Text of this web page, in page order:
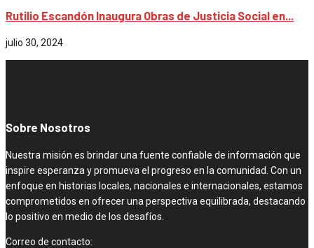
Rutilio Escandón Inaugura Obras de Justicia Social en...
julio 30, 2024
Sobre Nosotros
Nuestra misión es brindar una fuente confiable de información que
inspire esperanza y promueva el progreso en la comunidad. Con un
enfoque en historias locales, nacionales e internacionales, estamos
comprometidos en ofrecer una perspectiva equilibrada, destacando
lo positivo en medio de los desafíos.
Correo de contacto: